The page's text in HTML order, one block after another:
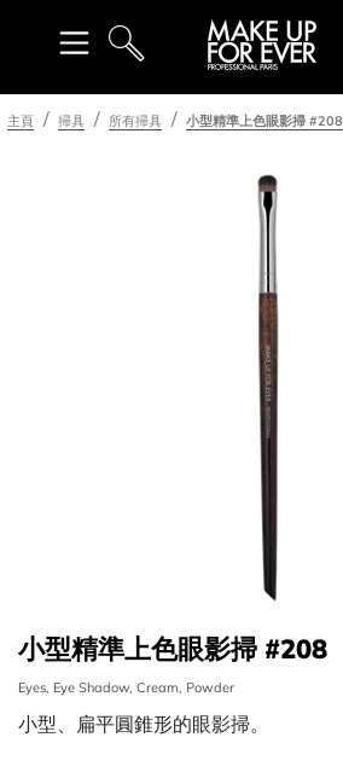
搜尋
主頁 掃具 所有掃具 小型精準上色眼影掃 #208
小型精準上色眼影掃 #208
Eyes, Eye Shadow, Cream, Powder
小型、扁平圓錐形的眼影掃。